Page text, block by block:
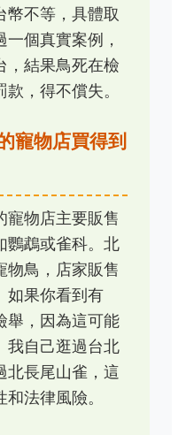
幣不等，具體取
個真實案例，
，結果鳥死在檢
，得不償失。
寵物店買得到
寵物店主要販售
鸚鵡或雀科。北
物鳥，店家販售
如果你看到有
舉，因為這可能
我自己逛過台北
北長尾山雀，這
法律風險。